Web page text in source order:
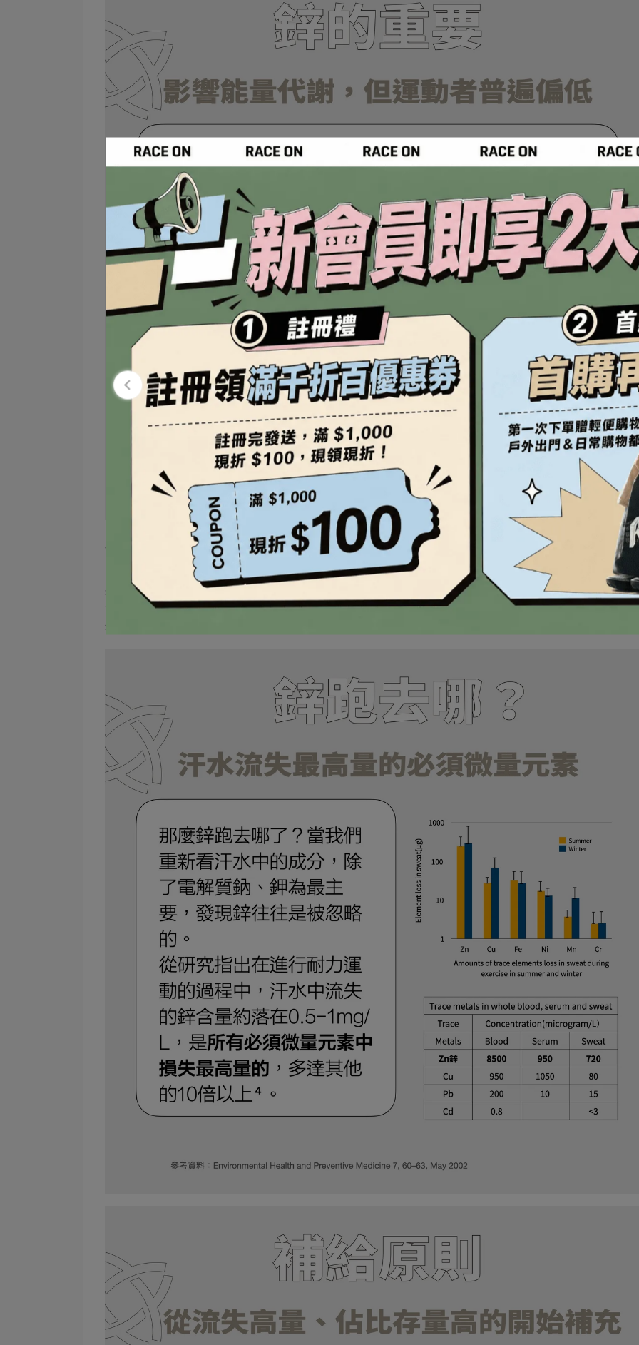
所以，鋅跑去了哪裡？
當我們重新看汗水中的成分，除了電解質鈉、鉀為最主要，發現鋅往往是被忽略的。
從研究指出在進行耐力運動的過程中，汗水中流失的鋅含量約落在0.5-1mg/L，是所有必須微量元素中損失
高量的
，多達其他的10倍以上⁴。反觀鈣、鎂雖然也有損失，但因在人體內有「骨骼」巨大儲存庫，可轉移
持平衡，且流汗損失佔比總存量極低，因此應透過「日常均衡飲食」補充，來維持身體良好存量。